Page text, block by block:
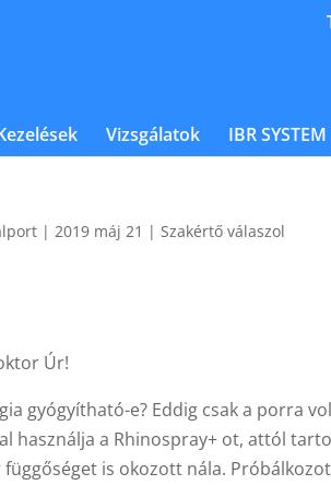
Vizsgálatok IBR SYSTEM
|2019 máj 21 |Szakértő válaszol
Úr!
gyógyítható-e? Eddig csak a porra
használja a Rhinospray+ ot, attól
is okozott nála.